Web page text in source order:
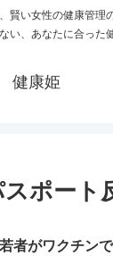
賢い女性の健康管
い、あなたに合った
健康姫
ポート
若者がワクチン